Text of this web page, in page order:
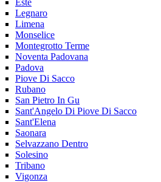
Este
Legnaro
Limena
Monselice
Montegrotto Terme
Noventa Padovana
Padova
Piove Di Sacco
Rubano
San Pietro In Gu
Sant'Angelo Di Piove Di Sacco
Sant'Elena
Saonara
Selvazzano Dentro
Solesino
Tribano
Vigonza